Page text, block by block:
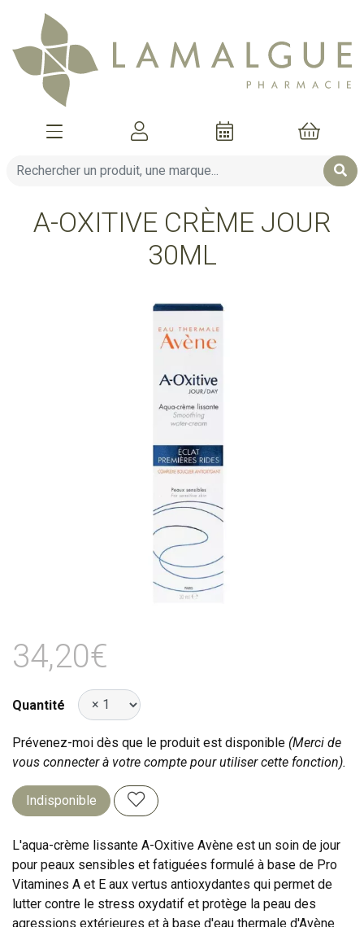
Afficher la navigation
Mon
A-OXITIVE CRÈME JOUR
30ML
34,20€
Quantité
Prévenez-moi dès que le produit est disponible (Merci de
vous connecter à votre compte pour utiliser cette fonction).
Indisponible
L'aqua-crème lissante A-Oxitive Avène est un soin de jour
pour peaux sensibles et fatiguées formulé à base de Pro
Vitamines A et E aux vertus antioxydantes qui permet de
lutter contre le stress oxydatif et protège la peau des
agressions extérieures et à base d'eau thermale d'Avène